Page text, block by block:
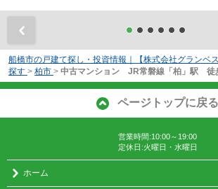
船橋市の戸建て探し・投資情報｜【株式会社グランベス
探す > 柏市 > 中古マンション JR常磐線「柏」駅
ページトップに戻る
営業時間:10:00～19:00
定休日:火曜日・水曜日
ホーム